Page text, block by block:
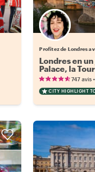
Profitez de Londres
Londres en
Palace, la
747 avis
CITY HIGHLIGHT